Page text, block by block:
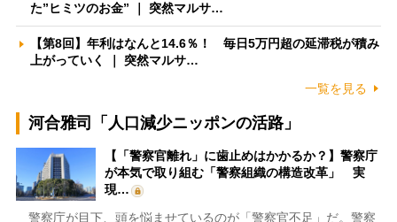
た”ヒミツのお金” ｜ 突然マルサ…
【第8回】年利はなんと14.6％！ 毎日5万円超の延滞税が積み
上がっていく ｜ 突然マルサ…
一覧を見る
河合雅司「人口減少ニッポンの活路」
【「警察官離れ」に歯止めはかかるか？】警察庁
が本気で取り組む「警察組織の構造改革」 実
現…
警察庁が目下、頭を悩ませているのが「警察官不足」だ。警察